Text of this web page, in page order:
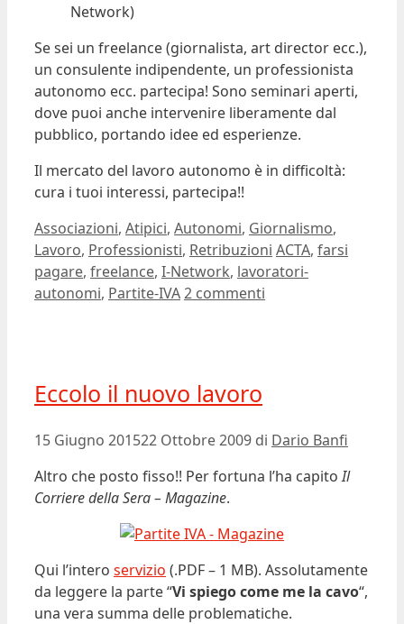
Network)
Se sei un freelance (giornalista, art director ecc.),
un consulente indipendente, un professionista
autonomo ecc. partecipa! Sono seminari aperti,
dove puoi anche intervenire liberamente dal
pubblico, portando idee ed esperienze.
Il mercato del lavoro autonomo è in difficoltà:
cura i tuoi interessi, partecipa!!
Categorie
Associazioni, Atipici, Autonomi, Giornalismo,
Lavoro, Professionisti, Retribuzioni Tag
ACTA, farsi
pagare, freelance, I-Network, lavoratori-
autonomi, Partite-IVA2 commenti
Eccolo il nuovo lavoro
15 Giugno 201522 Ottobre 2009 di Dario Banfi
Altro che posto fisso!! Per fortuna l’ha capitoIl
Corriere della Sera – Magazine.
Qui l’intero servizio (.PDF – 1 MB). Assolutamente
da leggere la parte “Vi spiego come me la cavo“,
una vera summa delle problematiche.